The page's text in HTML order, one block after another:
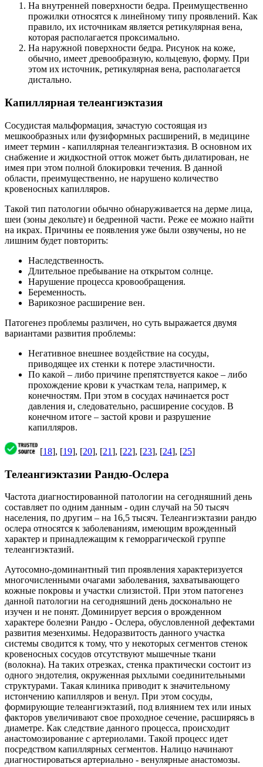
На внутренней поверхности бедра. Преимущественно
прожилки относятся к линейному типу проявлений. Как
правило, их источникам является ретикулярная вена,
которая располагается проксимально.
На наружной поверхности бедра. Рисунок на коже,
обычно, имеет древообразную, кольцевую, форму. При
этом их источник, ретикулярная вена, располагается
дистально.
Капиллярная телеангиэктазия
Сосудистая мальформация, зачастую состоящая из
мешкообразных или фузиформных расширений, в медицине
имеет термин - капиллярная телеангиэктазия. В основном их
снабжение и жидкостной отток может быть дилатирован, не
имея при этом полной блокировки течения. В данной
области, преимущественно, не нарушено количество
кровеносных капилляров.
Такой тип патологии обычно обнаруживается на дерме лица,
шеи (зоны декольте) и бедренной части. Реже ее можно найти
на икрах. Причины ее появления уже были озвучены, но не
лишним будет повторить:
Наследственность.
Длительное пребывание на открытом солнце.
Нарушение процесса кровообращения.
Беременность.
Варикозное расширение вен.
Патогенез проблемы различен, но суть выражается двумя
вариантами развития проблемы:
Негативное внешнее воздействие на сосуды,
приводящее их стенки к потере эластичности.
По какой – либо причине препятствуется какое – либо
прохождение крови к участкам тела, например, к
конечностям. При этом в сосудах начинается рост
давления и, следовательно, расширение сосудов. В
конечном итоге – застой крови и разрушение
капилляров.
[18], [19], [20], [21], [22], [23], [24], [25]
Телеангиэктазии Рандю-Ослера
Частота диагностированной патологии на сегодняшний день
составляет по одним данным - один случай на 50 тысяч
населения, по другим – на 16,5 тысяч. Телеангиэктазии рандю
ослера относятся к заболеваниям, имеющим врожденный
характер и принадлежащим к геморрагической группе
телеангиэктазий.
Аутосомно-доминантный тип проявления характеризуется
многочисленными очагами заболевания, захватывающего
кожные покровы и участки слизистой. При этом патогенез
данной патологии на сегодняшний день досконально не
изучен и не понят. Доминирует версия о врожденном
характере болезни Рандю - Ослера, обусловленной дефектами
развития мезенхимы. Недоразвитость данного участка
системы сводится к тому, что у некоторых сегментов стенок
кровеносных сосудов отсутствуют мышечные ткани
(волокна). На таких отрезках, стенка практически состоит из
одного эндотелия, окруженная рыхлыми соединительными
структурами. Такая клиника приводит к значительному
истончению капилляров и венул. При этом сосуды,
формирующие телеангиэктазий, под влиянием тех или иных
факторов увеличивают свое проходное сечение, расширяясь в
диаметре. Как следствие данного процесса, происходит
анастомозирование с артериолами. Такой процесс идет
посредством капиллярных сегментов. Налицо начинают
диагностироваться артериально - венулярные анастомозы.